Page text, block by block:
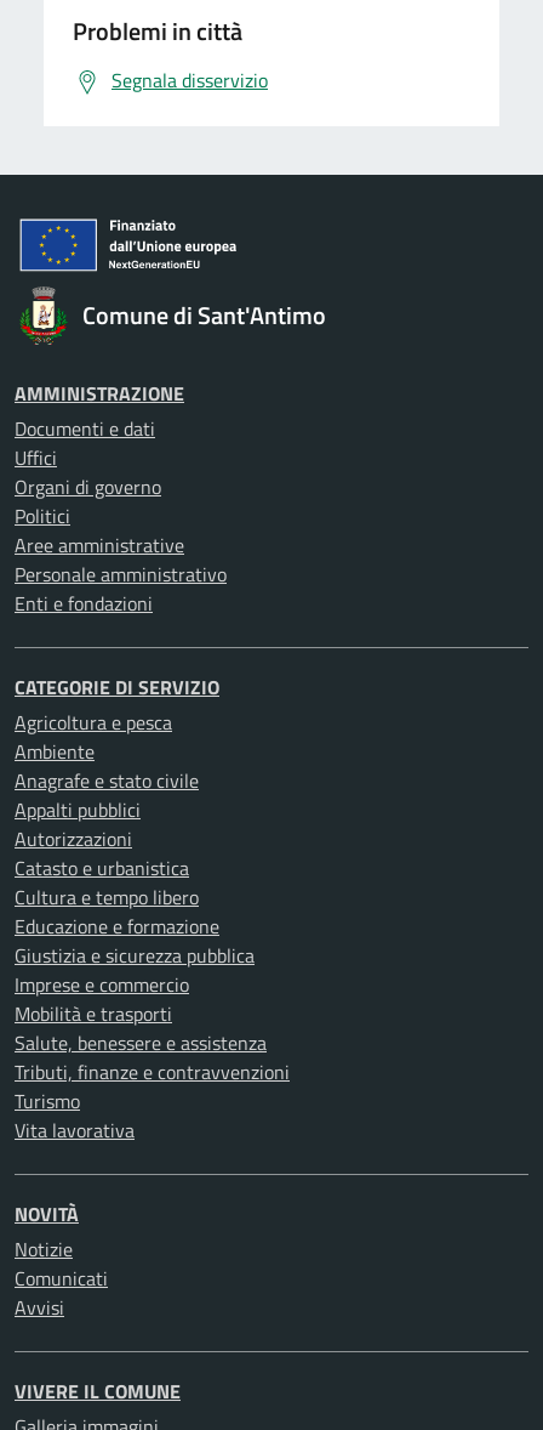
Problemi in città
Segnala disservizio
Comune di Sant'Antimo
AMMINISTRAZIONE
Documenti e dati
Uffici
Organi di governo
Politici
Aree amministrative
Personale amministrativo
Enti e fondazioni
CATEGORIE DI SERVIZIO
Agricoltura e pesca
Ambiente
Anagrafe e stato civile
Appalti pubblici
Autorizzazioni
Catasto e urbanistica
Cultura e tempo libero
Educazione e formazione
Giustizia e sicurezza pubblica
Imprese e commercio
Mobilità e trasporti
Salute, benessere e assistenza
Tributi, finanze e contravvenzioni
Turismo
Vita lavorativa
NOVITÀ
Notizie
Comunicati
Avvisi
VIVERE IL COMUNE